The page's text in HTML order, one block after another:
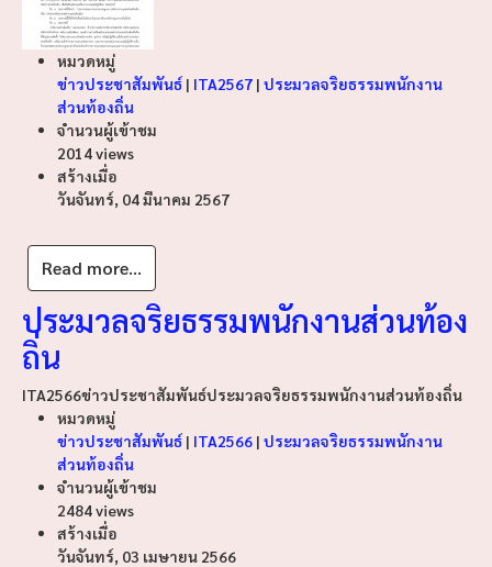
หมวดหมู่
ข่าวประชาสัมพันธ์ | ITA2567 | ประมวลจริยธรรมพนักงาน
ส่วนท้องถิ่น
จำนวนผู้เข้าชม
2014 views
สร้างเมื่อ
วันจันทร์, 04 มีนาคม 2567
Read more...
ประมวลจริยธรรมพนักงานส่วนท้อง
ถิ่น
ITA2566ข่าวประชาสัมพันธ์ประมวลจริยธรรมพนักงานส่วนท้องถิ่น
หมวดหมู่
ข่าวประชาสัมพันธ์ | ITA2566 | ประมวลจริยธรรมพนักงาน
ส่วนท้องถิ่น
จำนวนผู้เข้าชม
2484 views
สร้างเมื่อ
วันจันทร์, 03 เมษายน 2566